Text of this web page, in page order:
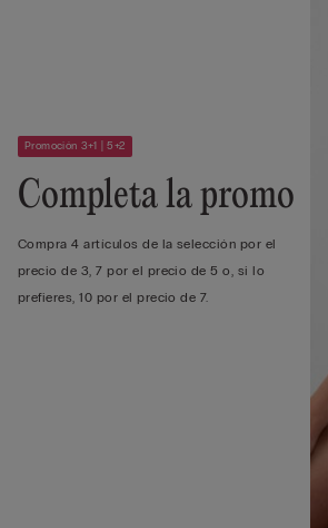
Promoción 3+1 | 5+2
Completa la promo
Compra 4 artículos de la selección por el
precio de 3, 7 por el precio de 5 o, si lo
prefieres, 10 por el precio de 7.